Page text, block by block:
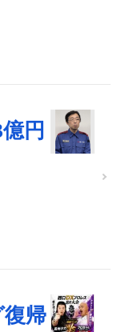
円
帰